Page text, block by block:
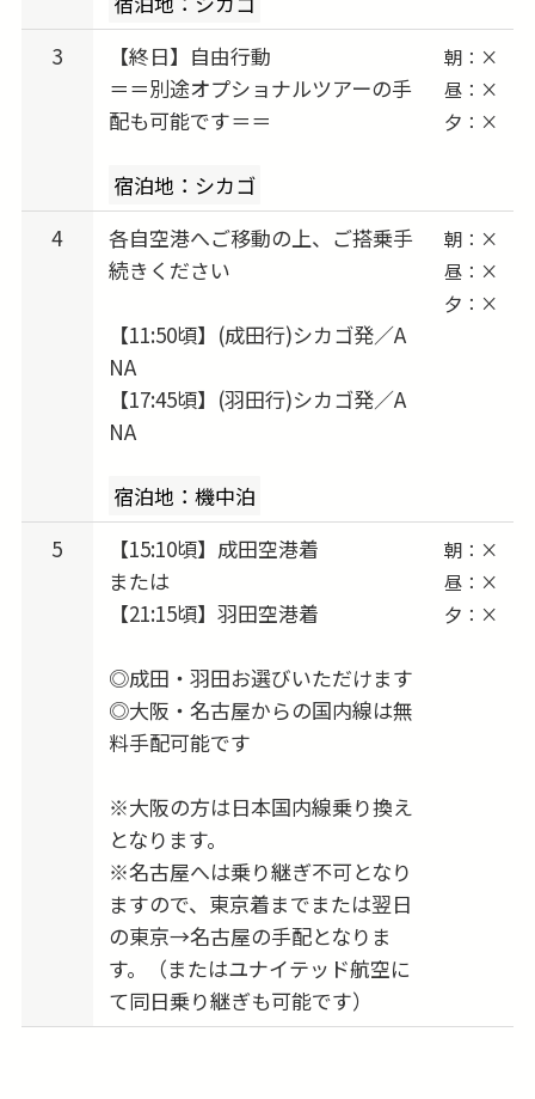
8/02-8/05 出発 → 8/04-8/06 vs. Cincinnati
Reds
8/05-8/08 出発 → 8/07-8/09 vs. Pittsburgh
8/16-8/19 出発 → 8/18-8/20 vs. Miami Marlins
8/19-8/22 出発 → 8/21-8/23 vs. Washington
Nationals
8/30-9/02 出発 → 9/01-9/03 vs. Milwaukee
Brewers
9/02-9/05 出発 → 9/04-9/06 vs. St. Louis
Cardinals
9/13-9/16 出発 → 9/15-9/17 vs. Colorado
9/23-9/26 出発 → 9/25-9/27 vs. Los Angeles
Dodgers
3
【終日】自由行動
＝＝別途オプショナルツアーの手
配も可能です＝＝
宿泊地：シカゴ
朝：×
昼：×
夕：×
4
各自空港へご移動の上、ご搭乗手
続きください
【11:50頃】(成田行)シカゴ発／A
NA
【17:45頃】(羽田行)シカゴ発／A
NA
宿泊地：機中泊
朝：×
昼：×
夕：×
5
【15:10頃】成田空港着
または
【21:15頃】羽田空港着
◎成田・羽田お選びいただけます
◎大阪・名古屋からの国内線は無
料手配可能です
※大阪の方は日本国内線乗り換え
となります。
※名古屋へは乗り継ぎ不可となり
ますので、東京着までまたは翌日
の東京→名古屋の手配となりま
す。（またはユナイテッド航空に
て同日乗り継ぎも可能です）
朝：×
昼：×
夕：×